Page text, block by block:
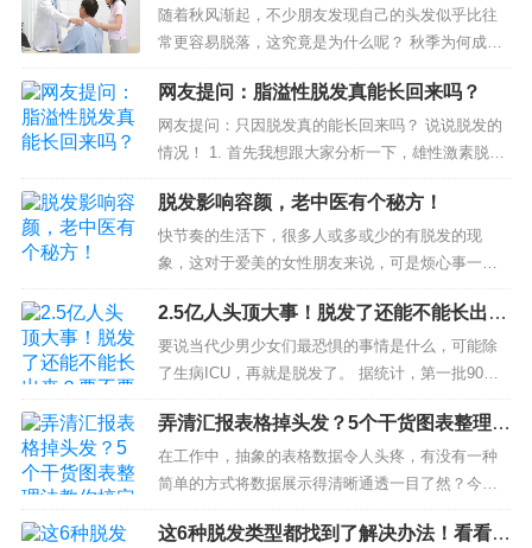
随着秋风渐起，不少朋友发现自己的头发似乎比往
常更容易脱落，这究竟是为什么呢？ 秋季为何成为
脱发高发季？ 医生指出，秋季脱发增多，主要源于
多方面因素的共同作用： 首先，...
网友提问：脂溢性脱发真能长回来吗？
网友提问：只因脱发真的能长回来吗？ 说说脱发的
情况！ 1. 首先我想跟大家分析一下，雄性激素脱发
是分型的，临床上分为七个型。 - 第一型就是脱发
增多，但看不到脱发部位...
脱发影响容颜，老中医有个秘方！
快节奏的生活下，很多人或多或少的有脱发的现
象，这对于爱美的女性朋友来说，可是烦心事一
件。本来好好的一头乌黑秀发，凭什么就不停地脱
落呢？这不仅严重影响形象，也影响心情呀！要
知...
2.5亿人头顶大事！脱发了还能不能长出
来？要不要植发？全是干货！
要说当代少男少女们最恐惧的事情是什么，可能除
了生病ICU，再就是脱发了。 据统计，第一批90后
已经开始加入防脱大军了。 但先别急着慌，毕竟
每...
弄清汇报表格掉头发？5个干货图表整理法
教你搞定PPT！
在工作中，抽象的表格数据令人头疼，有没有一种
简单的方式将数据展示得清晰通透一目了然？今天
职场生活君教给你5直观地表示数据之间的关系的图
表使用技巧，助你再也不会因为搞不定数据...
这6种脱发类型都找到了解决办法！看看有